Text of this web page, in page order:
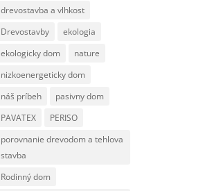
drevostavba a vlhkost
Drevostavby
ekologia
ekologicky dom
nature
nizkoenergeticky dom
náš príbeh
pasivny dom
PAVATEX
PERISO
porovnanie drevodom a tehlova
stavba
Rodinný dom